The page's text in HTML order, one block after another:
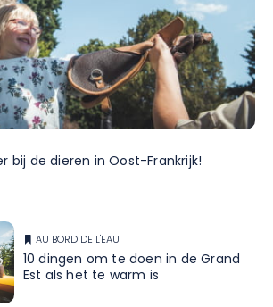
bij de dieren in Oost-Frankrijk!
AU BORD DE L'EAU
10 dingen om te doen in de Grand
Est als het te warm is